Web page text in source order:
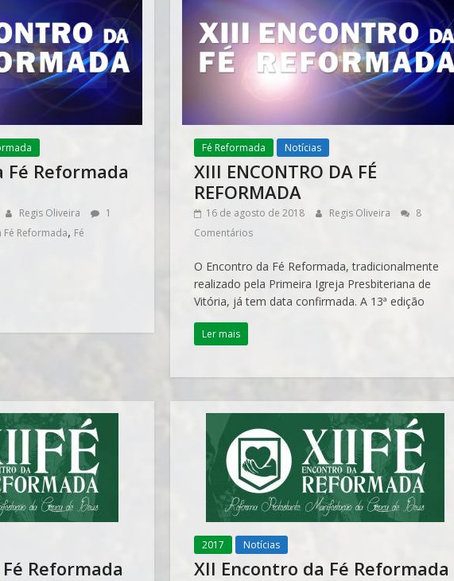
Fé Reformada
Regis Oliveira
1
Fé Reformada, Fé
Fé Reformada Notícias
XIII ENCONTRO DA FÉ
REFORMADA
16 de agosto de 2018 Regis Oliveira
8
Comentários
O Encontro da Fé Reformada, tradicionalmente
realizado pela Primeira Igreja Presbiteriana de
Vitória, já tem data confirmada. A 13ª edição
Ler mais
Reformada
2017 Notícias
XII Encontro da Fé Reformada